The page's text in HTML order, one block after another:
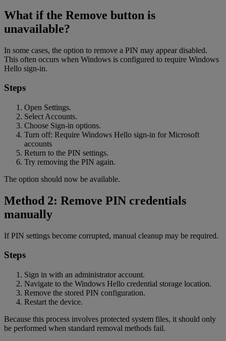
What if the Remove button is
unavailable?
In some cases, the option to remove a PIN may appear disabled.
This often occurs when Windows is configured to require Windows
Hello sign-in.
Steps
Open Settings.
Select Accounts.
Choose Sign-in options.
Turn off: Require Windows Hello sign-in for Microsoft
accounts
Return to the PIN settings.
Try removing the PIN again.
The option should now be available.
Method 2: Remove PIN credentials
manually
If PIN settings become corrupted, manual cleanup may be required.
Steps
Sign in with an administrator account.
Navigate to the Windows Hello credential storage location.
Remove the stored PIN configuration.
Restart the device.
Because this process involves protected system files, it should only
be performed when standard removal methods fail.